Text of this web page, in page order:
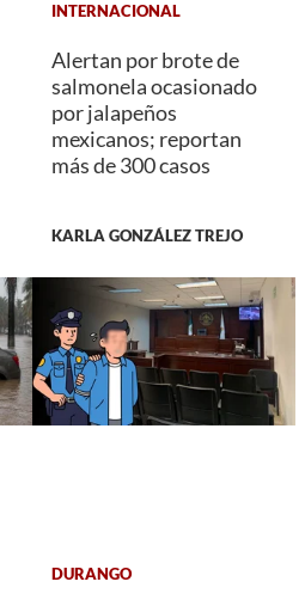
INTERNACIONAL
Alertan por brote de
salmonela ocasionado
por jalapeños
mexicanos; reportan
más de 300 casos
KARLA GONZÁLEZ TREJO
DURANGO